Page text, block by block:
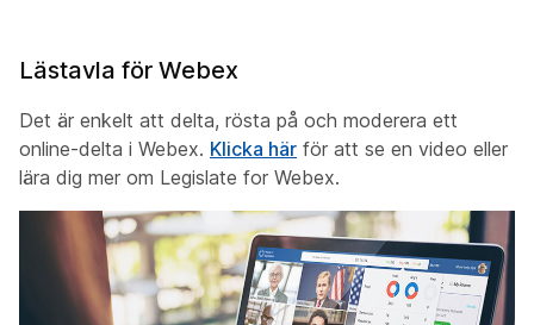
Lästavla för Webex
Det är enkelt att delta, rösta på och moderera ett
online-delta i Webex. Klicka här för att se en video eller
lära dig mer om Legislate for Webex.